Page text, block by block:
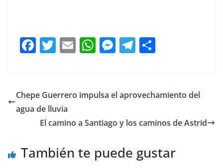
F
e
b
o
k
T
er
E
l
W
s
p
M
e
g
T
gr
m
p
tir
Chepe Guerrero impulsa el aprovechamiento del
agua de lluvia
El camino a Santiago y los caminos de Astrid
También te puede gustar